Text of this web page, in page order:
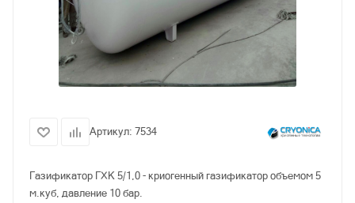
Артикул: 7534
Газификатор ГХК 5/1,0 - криогенный газификатор объемом 5
м.куб, давление 10 бар.